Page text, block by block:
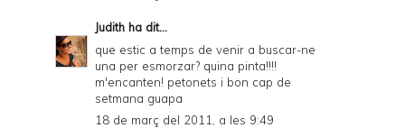
Judith ha dit...
que estic a temps de venir a buscar-ne
una per esmorzar? quina pinta!!!!
m'encanten! petonets i bon cap de
setmana guapa
18 de març del 2011, a les 9:49